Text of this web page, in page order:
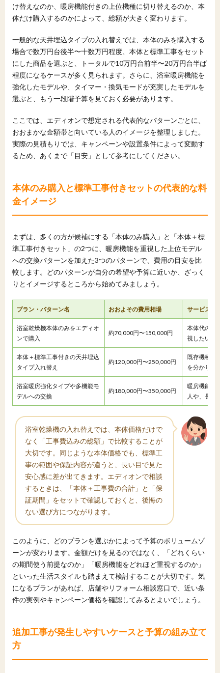
け替えなのか、暖房機能付きの上位機種に切り替えるのか、本
体だけ購入するのかによって、総額が大きく変わります。
一般的な天井埋込タイプの入れ替えでは、本体のみを購入する
場合で数万円台後半〜十数万円程度、本体と標準工事をセット
にした商品を選ぶと、トータルで10万円台前半〜20万円台半ば
程度になるケースが多く見られます。さらに、浴室暖房機能を
強化したモデルや、タイマー・換気モードが充実したモデルを
選ぶと、もう一段階予算を見ておく必要があります。
ここでは、エディオンで想定される代表的なパターンごとに、
おおまかな金額帯と向いている人のイメージを整理しました。
実際の見積もりでは、キャンペーンや設置条件によって変動す
るため、あくまで「目安」として参考にしてください。
本体のみ購入と標準工事付きセットの代表的な料
金イメージ
まずは、多くの方が候補にする「本体のみ購入」と「本体＋標
準工事付きセット」の2つに、暖房機能を重視した上位モデル
への交換パターンを加えた3つのパターンで、費用の目安を比
較します。どのパターンが自分の希望や予算に近いか、ざっく
りとイメージするところから始めてみましょう。
プラン・パターン名 おおよその費用相場 サービスの
浴室乾燥機本体のみをエディオ
ンで購入
約70,000円〜150,000円
本体代のみ
視したい人
本体＋標準工事付きの天井埋込
タイプ入れ替え
約120,000円〜250,000円
既存機種か
を分かりや
浴室暖房強化タイプや多機能モ
デルへの交換
約180,000円〜350,000円
暖房機能や
人や、長く
浴室乾燥機の入れ替えでは、本体価格だけで
なく「工事費込みの総額」で比較することが
大切です。同じような本体価格でも、標準工
事の範囲や保証内容が違うと、長い目で見た
安心感に差が出てきます。エディオンで相談
するときは、「本体＋工事費の合計」と「保
証期間」をセットで確認しておくと、後悔の
ない選び方につながります。
このように、どのプランを選ぶかによって予算のボリュームゾ
ーンが変わります。金額だけを見るのではなく、「どれくらい
の期間使う前提なのか」「暖房機能をどれほど重視するのか」
といった生活スタイルも踏まえて検討することが大切です。気
になるプランがあれば、店舗やリフォーム相談窓口で、近い条
件の実例やキャンペーン価格を確認してみるとよいでしょう。
追加工事が発生しやすいケースと予算の組み立て
方